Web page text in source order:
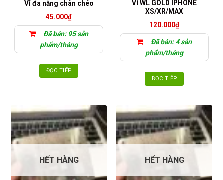
Vỉ đa năng chân chéo
45.000₫
Đã bán: 95 sản
phẩm/tháng
ĐỌC TIẾP
VỈ WL GOLD IPHONE
XS/XR/MAX
120.000₫
Đã bán: 4 sản
phẩm/tháng
ĐỌC TIẾP
HẾT HÀNG HẾT HÀNG